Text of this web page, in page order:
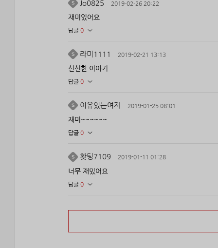
Jo0825 2019-02-26 20:22
재미있어요
답글 0
라미1111 2019-02-21 13:13
신선한 이야기
답글 0
이유있는여자 2019-01-25 08:01
재미~~~~~~
답글 0
홧팅7109 2019-01-11 01:28
너무 재밌어요
답글 0